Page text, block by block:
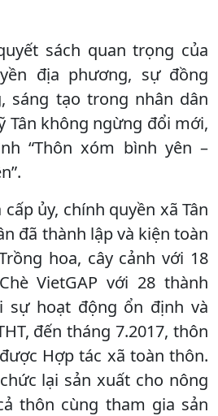
sách quan trọng của
địa phương, sự đồng
sáng tạo trong nhân dân
Tân không ngừng đổi mới,
“Thôn xóm bình yên –
ủy, chính quyền xã Tân
đã thành lập và kiện toàn
hoa, cây cảnh với 18
VietGAP với 28 thành
sự hoạt động ổn định và
đến tháng 7.2017, thôn
Hợp tác xã toàn thôn.
lại sản xuất cho nông
thôn cùng tham gia sản